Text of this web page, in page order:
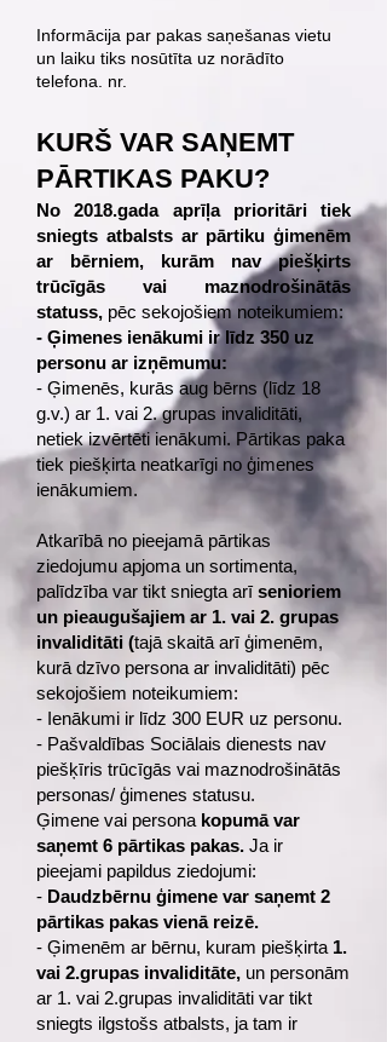
Informācija par pakas saņešanas vietu
un laiku tiks nosūtīta uz norādīto
telefona. nr.
KURŠ VAR SAŅEMT
PĀRTIKAS PAKU?
No 2018.gada aprīļa prioritāri tiek
sniegts atbalsts ar pārtiku ģimenēm
ar bērniem, kurām nav piešķirts
trūcīgās vai maznodrošinātās
statuss, pēc sekojošiem noteikumiem:
- Ģimenes ienākumi ir līdz 350 uz
personu ar izņēmumu:
- Ģimenēs, kurās aug bērns (līdz 18
g.v.) ar 1. vai 2. grupas invaliditāti,
netiek izvērtēti ienākumi. Pārtikas paka
tiek piešķirta neatkarīgi no ģimenes
ienākumiem.
Atkarībā no pieejamā pārtikas
ziedojumu apjoma un sortimenta,
palīdzība var tikt sniegta arīsenioriem
un pieaugušajiem ar 1. vai 2. grupas
invaliditāti (tajā skaitā arī ģimenēm,
kurā dzīvo persona ar invaliditāti) pēc
sekojošiem noteikumiem:
- Ienākumi ir līdz 300 EUR uz personu.
- Pašvaldības Sociālais dienests nav
piešķīris trūcīgās vai maznodrošinātās
personas/ ģimenes statusu.
Ģimene vai persona kopumā var
saņemt 6 pārtikas pakas. Ja ir
pieejami papildus ziedojumi:
- Daudzbērnu ģimene var saņemt 2
pārtikas pakas vienā reizē.
- Ģimenēm ar bērnu, kuram piešķirta 1.
vai 2.grupas invaliditāte, un personām
ar 1. vai 2.grupas invaliditāti var tikt
sniegts ilgstošs atbalsts, ja tam ir